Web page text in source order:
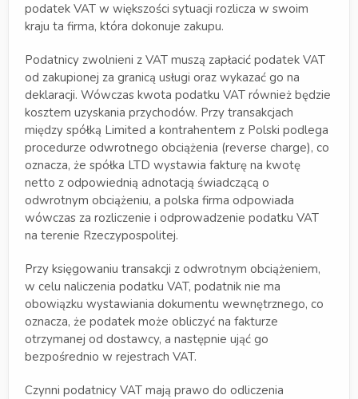
podatek VAT w większości sytuacji rozlicza w swoim
kraju ta firma, która dokonuje zakupu.
Podatnicy zwolnieni z VAT muszą zapłacić podatek VAT
od zakupionej za granicą usługi oraz wykazać go na
deklaracji. Wówczas kwota podatku VAT również będzie
kosztem uzyskania przychodów. Przy transakcjach
między spółką Limited a kontrahentem z Polski podlega
procedurze odwrotnego obciążenia (reverse charge), co
oznacza, że spółka LTD wystawia fakturę na kwotę
netto z odpowiednią adnotacją świadczącą o
odwrotnym obciążeniu, a polska firma odpowiada
wówczas za rozliczenie i odprowadzenie podatku VAT
na terenie Rzeczypospolitej.
Przy księgowaniu transakcji z odwrotnym obciążeniem,
w celu naliczenia podatku VAT, podatnik nie ma
obowiązku wystawiania dokumentu wewnętrznego, co
oznacza, że podatek może obliczyć na fakturze
otrzymanej od dostawcy, a następnie ująć go
bezpośrednio w rejestrach VAT.
Czynni podatnicy VAT mają prawo do odliczenia